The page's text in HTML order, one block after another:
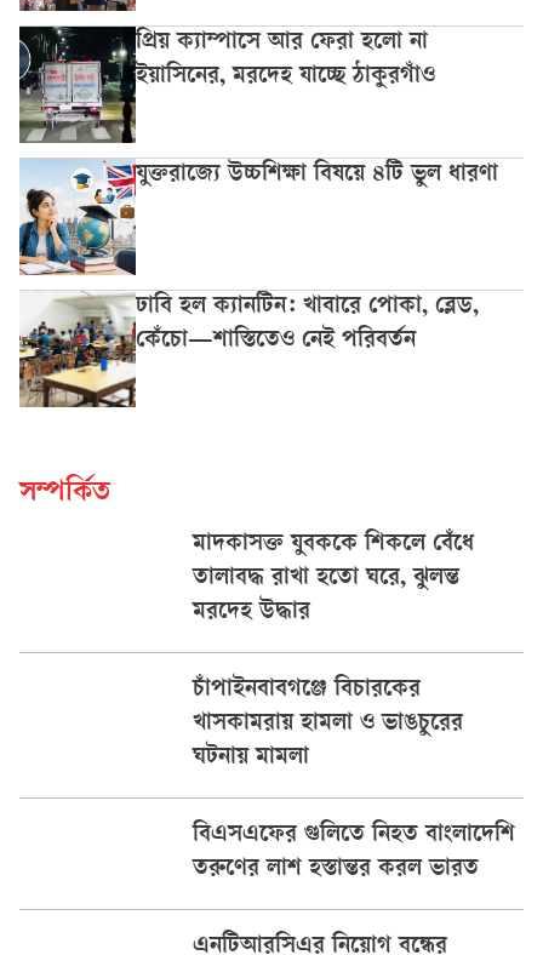
প্রিয় ক্যাম্পাসে আর ফেরা হলো না
ইয়াসিনের, মরদেহ যাচ্ছে ঠাকুরগাঁও
যুক্তরাজ্যে উচ্চশিক্ষা বিষয়ে ৪টি ভুল ধারণা
ঢাবি হল ক্যানটিন: খাবারে পোকা, ব্লেড,
কেঁচো—শাস্তিতেও নেই পরিবর্তন
সম্পর্কিত
মাদকাসক্ত যুবককে শিকলে বেঁধে
তালাবদ্ধ রাখা হতো ঘরে, ঝুলন্ত
মরদেহ উদ্ধার
চাঁপাইনবাবগঞ্জে বিচারকের
খাসকামরায় হামলা ও ভাঙচুরের
ঘটনায় মামলা
বিএসএফের গুলিতে নিহত বাংলাদেশি
তরুণের লাশ হস্তান্তর করল ভারত
এনটিআরসিএর নিয়োগ বন্ধের